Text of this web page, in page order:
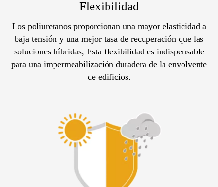
Flexibilidad
Los poliuretanos proporcionan una mayor elasticidad a
baja tensión y una mejor tasa de recuperación que las
soluciones híbridas, Esta flexibilidad es indispensable
para una impermeabilización duradera de la envolvente
de edificios.